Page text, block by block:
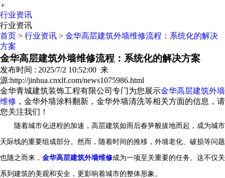
+
行业资讯
行业资讯
首页 > 行业资讯 > 金华高层建筑外墙维修流程：系统化的解决
方案
金华高层建筑外墙维修流程：系统化的解决方案
发布时间 : 2025/7/2 10:52:00 来
源:http://jinhua.cnxlf.com/news1075986.html
金华青城建筑装饰工程有限公司专门为您展示金华高层建筑外墙
维修 ，金华外墙涂料翻新，金华外墙清洗等相关方面的信息，请
您关注我们！
随着城市化进程的加速，高层建筑如雨后春笋般拔地而起，成为城市
天际线的重要组成部分。然而，随着时间的推移，外墙老化、破损等问题
也随之而来， 金华高层建筑外墙维修成为一项至关重要的任务。这不仅关
系到建筑的美观和安全，更影响着城市的整体形象。